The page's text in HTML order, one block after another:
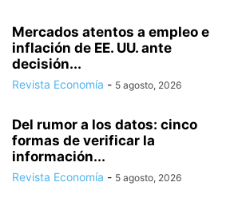
Mercados atentos a empleo e
inflación de EE. UU. ante
decisión...
Revista Economía - 5 agosto, 2026
Del rumor a los datos: cinco
formas de verificar la
información...
Revista Economía - 5 agosto, 2026